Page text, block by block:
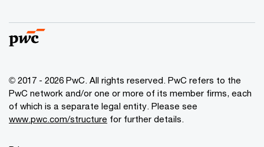
© 2017 - 2026 PwC. All rights reserved. PwC refers to the
PwC network and/or one or more of its member firms, each
of which is a separate legal entity. Please see
www.pwc.com/structure for further details.